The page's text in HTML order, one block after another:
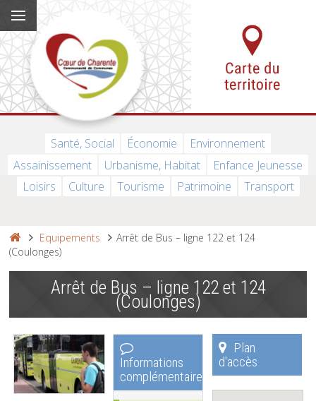
Santé, Social Économie
Environnement
Assainissement
Urbanisme, Habitat
Enfance Jeunesse
Loisirs
Culture Tourisme Patrimoine Transport
Equipements
Arrêt de Bus – ligne 122 et 124
(Coulonges)
Arrêt de Bus – ligne 122 et 124
(Coulonges)
Informations
complémentaires
Plan
d'accès